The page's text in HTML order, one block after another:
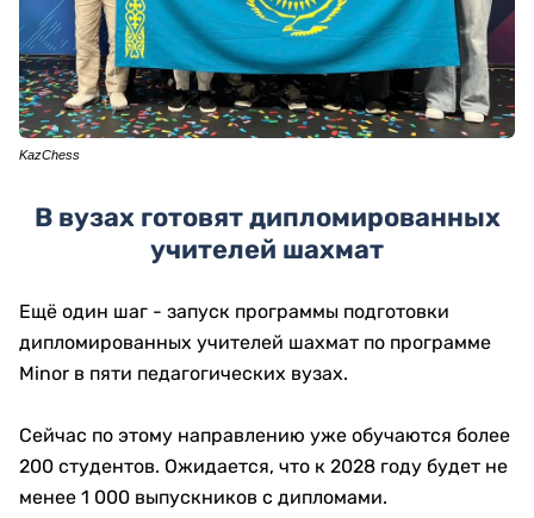
KazChess
В вузах готовят дипломированных
учителей шахмат
Ещё один шаг - запуск программы подготовки
дипломированных учителей шахмат по программе
Minor в пяти педагогических вузах.
Сейчас по этому направлению уже обучаются более
200 студентов. Ожидается, что к 2028 году будет не
менее 1 000 выпускников с дипломами.